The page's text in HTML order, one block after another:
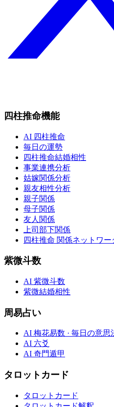
四柱推命機能
AI 四柱推命
毎日の運勢
四柱推命結婚相性
事業連携分析
姑嫁関係分析
親友相性分析
親子関係
母子関係
友人関係
上司部下関係
四柱推命 関係ネットワー
紫微斗数
AI 紫微斗数
紫微結婚相性
周易占い
AI 梅花易数 · 毎日の意思
AI 六爻
AI 奇門遁甲
タロットカード
タロットカード